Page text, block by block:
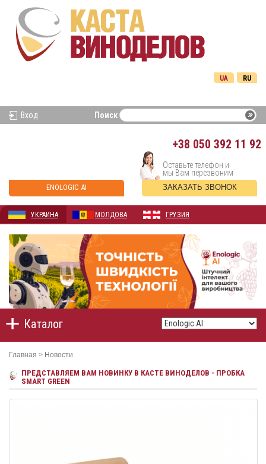
RU
UA
Вход Поиск
+38 050 392 11 92
ENOLOGIC AI
Оставьте телефон и
мы Вам перезвоним
ЗАКАЗАТЬ ЗВОНОК
УКРАИНА МОЛДОВА ГРУЗИЯ
Каталог
Главная > Новости
ПРЕДСТАВЛЯЕМ ВАМ НОВИНКУ В КАСТЕ ВИНОДЕЛОВ - ПРОБКА
SMART GREEN